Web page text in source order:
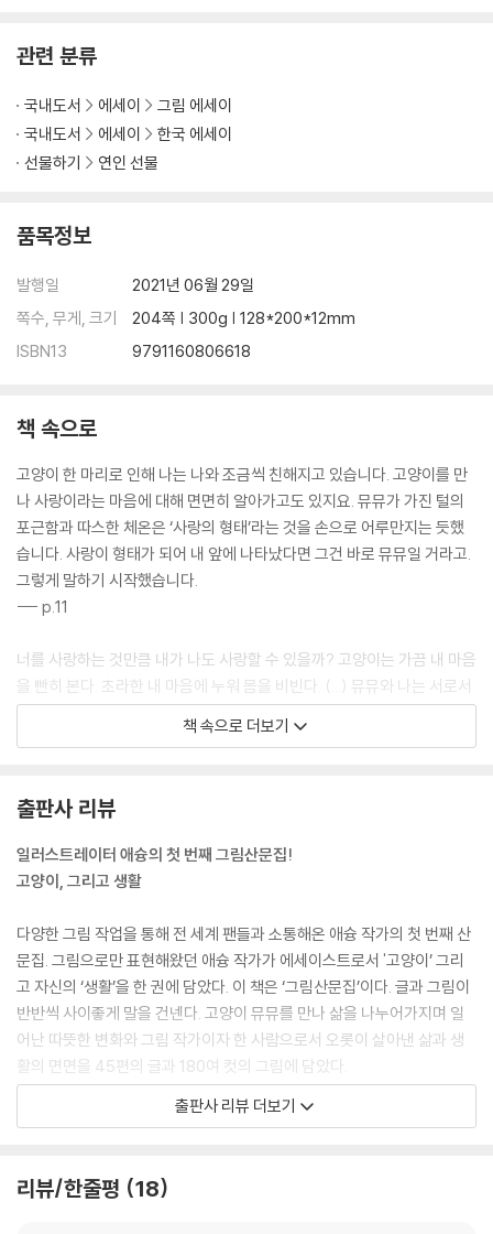
나의 좁은 세계
씨앗과 탄생
화해
내가 좋은 건지, 싫은 건지
소리 산책
감자칩
가짜 시계
어제가 오늘이 되었을 뿐
Epilogue
관련 분류
국내도서 에세이
그림 에세이
국내도서
에세이
한국 에세이
선물하기
연인 선물
품목정보
발행일
2021년 06월 29일
쪽수, 무게, 크기
204쪽 | 300g | 128*200*12mm
ISBN13
9791160806618
책 속으로
고양이 한 마리로 인해 나는 나와 조금씩 친해지고 있습니다. 고양이를 만
나 사랑이라는 마음에 대해 면면히 알아가고도 있지요. 뮤뮤가 가진 털의
포근함과 따스한 체온은 ‘사랑의 형태’라는 것을 손으로 어루만지는 듯했
습니다. 사랑이 형태가 되어 내 앞에 나타났다면 그건 바로 뮤뮤일 거라고.
그렇게 말하기 시작했습니다.
--- p.11
너를 사랑하는 것만큼 내가 나도 사랑할 수 있을까? 고양이는 가끔 내 마음
을 빤히 본다. 초라한 내 마음에 누워 몸을 비빈다. (...) 뮤뮤와 나는 서로서
로 길러냈다. 그렇게 서로에게 꼭 맞는 퍼즐이 되어주기까지 단숨에 닿았
던 건 아니다. 고양이는 아주 천천히 느리게 내게로 왔다.
우리는 물건을 공유하고 나눠 쓴다. 야심 차게 구입한 소파를 내가 예상만
큼 잘 사용하지 않아도 뮤뮤가 매일 오후 4시에서 6시 사이에 거기서 잠을
잤기 때문에 그것으로 소파의 할부금이 아깝지 않기도 했다. 이젠 새로운
매트리스를 고를 때도 고양이가 함께 쓸 거라고 생각하면 더욱 신중하고
즐거운 마음이 든다. ‘뮤뮤랑 같이 쓸 거니까’ 하며 더 좋은 옵션을 선택하
기도 한다.
--- p.40
집은 사람과 사물만이 아니라 생각, 감정, 관계, 취향까지도 함께 수납한
다. 그렇기에 더더욱 내가 좋아하고 마음에 드는 것만 집에 남기고 싶다.
--- p.84
인생에서 만난 거친 면들을 결국 창작 생활로 회복해오며 어떤 실패와 갈
한 외면이라 생각한다. 좋아하기를 두려워하지 않고 맞서보면 작은 내가
책 속으로 더보기
출판사 리뷰
일러스트레이터 애슝의 첫 번째 그림산문집!
고양이, 그리고 생활
다양한 그림 작업을 통해 전 세계 팬들과 소통해온 애슝 작가의 첫 번째 산
문집. 그림으로만 표현해왔던 애슝 작가가 에세이스트로서 '고양이’ 그리
고 자신의 ‘생활’을 한 권에 담았다. 이 책은 ‘그림산문집’이다. 글과 그림이
반반씩 사이좋게 말을 건넨다. 고양이 뮤뮤를 만나 삶을 나누어가지며 일
어난 따뜻한 변화와 그림 작가이자 한 사람으로서 오롯이 살아낸 삶과 생
활의 면면을 45편의 글과 180여 컷의 그림에 담았다.
수집하고 기록합니다.”
출판사 리뷰 더보기
리뷰/한줄평 18